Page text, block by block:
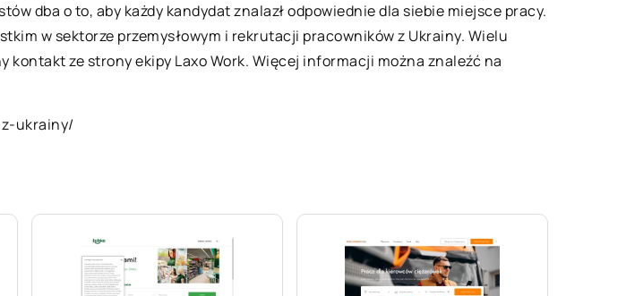
dba o to, aby każdy kandydat znalazł odpowiednie dla siebie miejsce pracy.
w sektorze przemysłowym i rekrutacji pracowników z Ukrainy. Wielu
ze strony ekipy Laxo Work. Więcej informacji można znaleźć na
ukrainy/